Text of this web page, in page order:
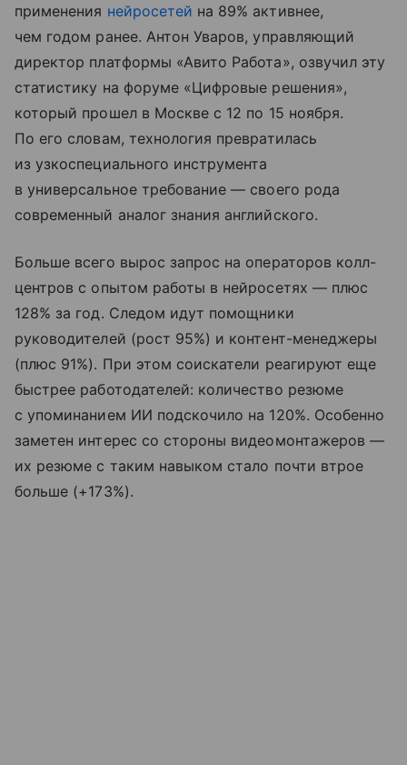
применения нейросетей на 89% активнее,
чем годом ранее. Антон Уваров, управляющий
директор платформы «Авито Работа», озвучил эту
статистику на форуме «Цифровые решения»,
который прошел в Москве с 12 по 15 ноября.
По его словам, технология превратилась
из узкоспециального инструмента
в универсальное требование — своего рода
современный аналог знания английского.​
Больше всего вырос запрос на операторов колл-
центров с опытом работы в нейросетях — плюс
128% за год. Следом идут помощники
руководителей (рост 95%) и контент-менеджеры
(плюс 91%). При этом соискатели реагируют еще
быстрее работодателей: количество резюме
с упоминанием ИИ подскочило на 120%. Особенно
заметен интерес со стороны видеомонтажеров —
их резюме с таким навыком стало почти втрое
больше (+173%).​